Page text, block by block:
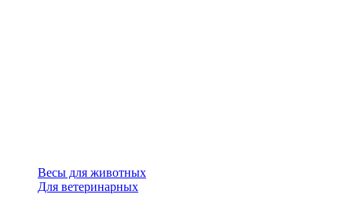
Весы для животных
Для ветеринарных